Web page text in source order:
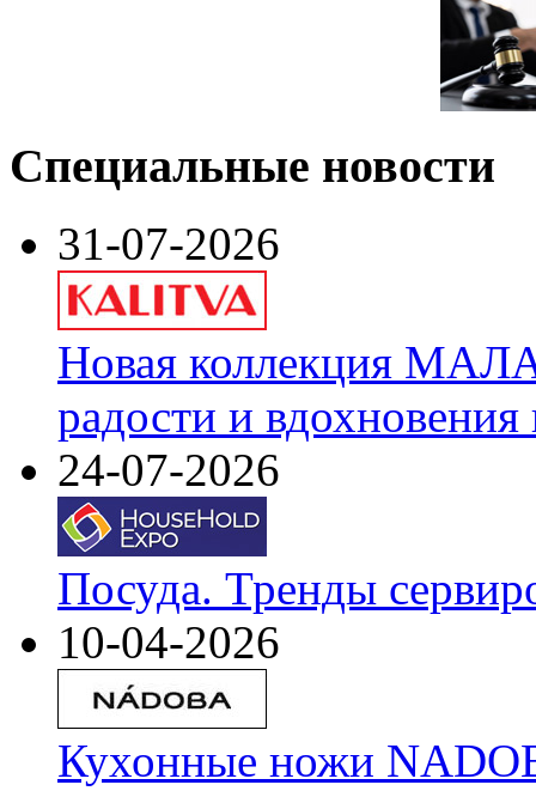
Специальные новости
31-07-2026
Новая коллекция
радости и
24-07-2026
Посуда. Тренды
10-04-2026
Кухонные ножи